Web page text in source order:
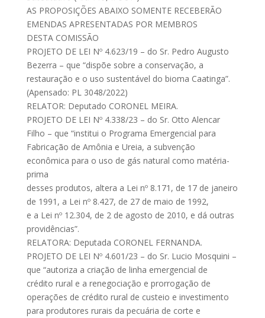
AS PROPOSIÇÕES ABAIXO SOMENTE RECEBERÃO
EMENDAS APRESENTADAS POR MEMBROS
DESTA COMISSÃO
PROJETO DE LEI Nº 4.623/19 – do Sr. Pedro Augusto
Bezerra – que “dispõe sobre a conservação, a
restauração e o uso sustentável do bioma Caatinga”.
(Apensado: PL 3048/2022)
RELATOR: Deputado CORONEL MEIRA.
PROJETO DE LEI Nº 4.338/23 – do Sr. Otto Alencar
Filho – que “institui o Programa Emergencial para
Fabricação de Amônia e Ureia, a subvenção
econômica para o uso de gás natural como matéria-
prima
desses produtos, altera a Lei nº 8.171, de 17 de janeiro
de 1991, a Lei nº 8.427, de 27 de maio de 1992,
e a Lei nº 12.304, de 2 de agosto de 2010, e dá outras
providências”.
RELATORA: Deputada CORONEL FERNANDA.
PROJETO DE LEI Nº 4.601/23 – do Sr. Lucio Mosquini –
que “autoriza a criação de linha emergencial de
crédito rural e a renegociação e prorrogação de
operações de crédito rural de custeio e investimento
para produtores rurais da pecuária de corte e